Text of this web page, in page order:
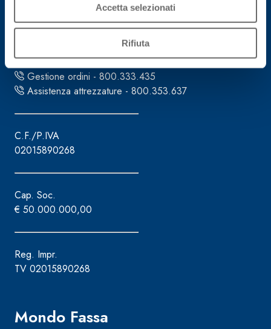
Accetta selezionati
Rifiuta
31027 Spresiano (TV)
Fax +39.0422.887509
Gestione ordini - 800.333.435
Assistenza attrezzature - 800.353.637
C.F./P.IVA
02015890268
Cap. Soc.
€ 50.000.000,00
Reg. Impr.
TV 02015890268
Mondo Fassa